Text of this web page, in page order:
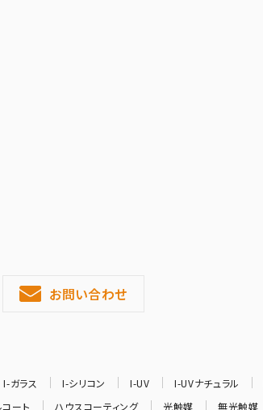
お問い合わせ
I-ガラス I-シリコン I-UV I-UVナチュラル
ート ハウスコーティング 光触媒 無光触媒